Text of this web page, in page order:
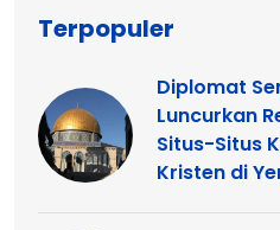
Terpopuler
Diplomat
Luncurkan
Situs-Situs
Kristen di